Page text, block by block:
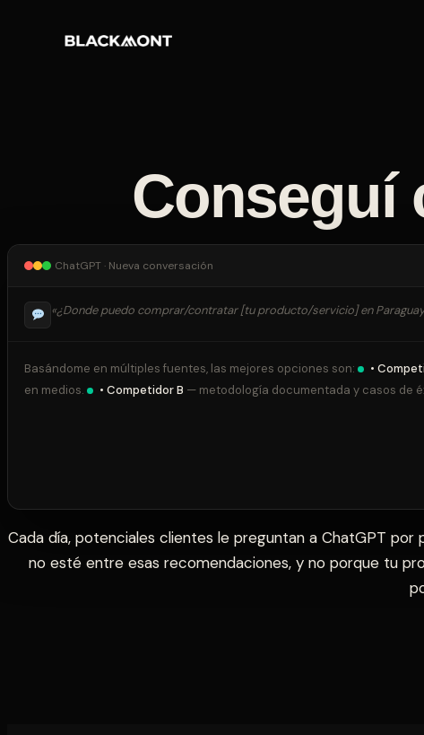
Conseguí
ChatGPT · Nueva conversación
«¿Donde puedo comprar/contratar [tu producto/servicio] en
Basándome en múltiples fuentes, las mejores opciones son: •
en medios.
• Competidor B — metodología documentada y casos de
Cada día, potenciales clientes le preguntan a ChatGPT
no esté entre esas recomendaciones, y no porque tu